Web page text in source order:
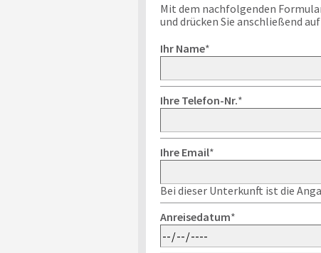
Mit dem nachfolgenden
und drücken Sie anschließend
Ihr Name*
Ihre Telefon-Nr.*
Ihre Email*
Bei dieser Unterkunft ist die
Anreisedatum*